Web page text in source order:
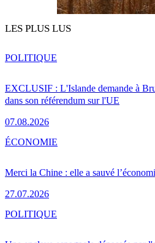
LES PLUS LUS
EXCLUSIF : L'Islande demande à
dans son référendum sur l'UE
07.08.2026
POLITIQUE
Merci la Chine : elle a sauvé
27.07.2026
ÉCONOMIE
POLITIQUE